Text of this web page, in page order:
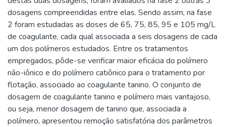
dosagens compreendidas entre elas. Sendo assim, na fase
2 foram estudadas as doses de 65, 75, 85, 95 e 105 mg/L
de coagulante, cada qual associada a seis dosagens de cada
um dos polímeros estudados. Entre os tratamentos
empregados, pôde-se verificar maior eficácia do polímero
não-iônico e do polímero catiônico para o tratamento por
flotação, associado ao coagulante tanino. O conjunto de
dosagem de coagulante tanino e polímero mais vantajoso,
ou seja, menor dosagem de tanino que, associada a
polímero, apresentou remoção satisfatória dos parâmetros